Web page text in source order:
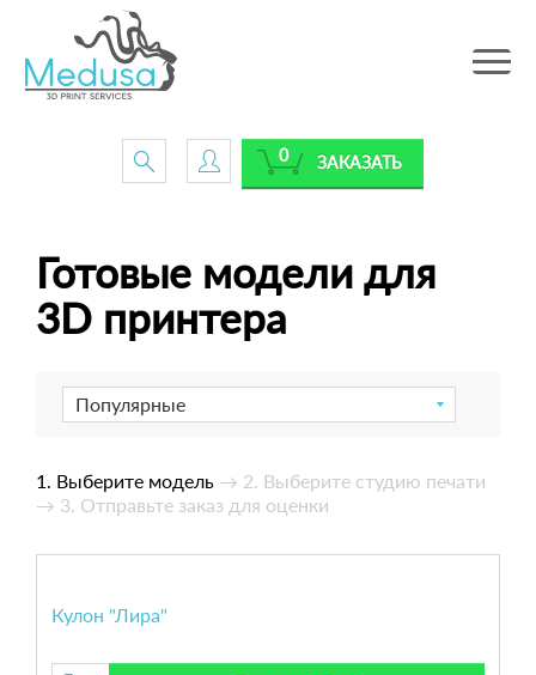
Toggle
ЗАКАЗАТЬ
0
Готовые модели для
3D принтера
Популярные
1. Выберите модель → 2. Выберите студию печати
→ 3. Отправьте заказ для оценки
Кулон "Лира"